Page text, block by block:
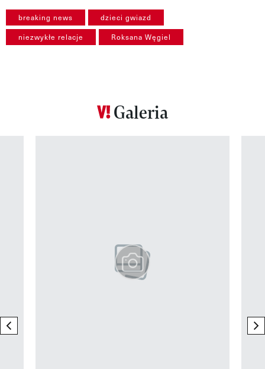
breaking news dzieci gwiazd
niezwykłe relacje Roksana Węgiel
Galeria
previous element